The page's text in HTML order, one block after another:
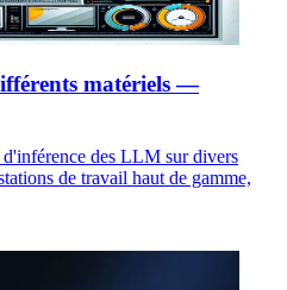
matériels —
des LLM sur divers
de travail haut de gamme,